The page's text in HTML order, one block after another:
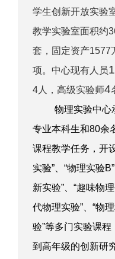
学生创新开放实验
教学实验室面积约
套，固定资产1577
项。中心现有人员
4 人，高级实验师4
物理实验中心
专业本科生和80余
课程教学任务，开
实验”、“物理实验B
新实验”、“趣味物
代物理实验”、“物
验”等多门实验课
到高年级的创新研